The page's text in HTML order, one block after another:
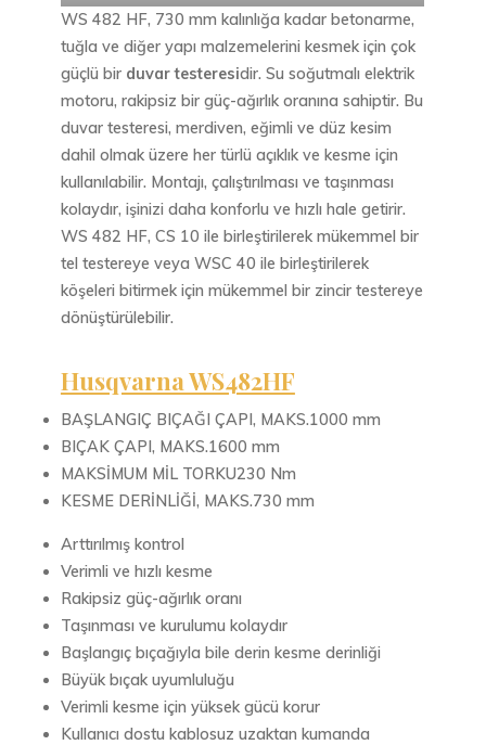
WS 482 HF, 730 mm kalınlığa kadar betonarme,
tuğla ve diğer yapı malzemelerini kesmek için çok
güçlü bir duvar testeresidir. Su soğutmalı elektrik
motoru, rakipsiz bir güç-ağırlık oranına sahiptir. Bu
duvar testeresi, merdiven, eğimli ve düz kesim
dahil olmak üzere her türlü açıklık ve kesme için
kullanılabilir. Montajı, çalıştırılması ve taşınması
kolaydır, işinizi daha konforlu ve hızlı hale getirir.
WS 482 HF, CS 10 ile birleştirilerek mükemmel bir
tel testereye veya WSC 40 ile birleştirilerek
köşeleri bitirmek için mükemmel bir zincir testereye
dönüştürülebilir.
Husqvarna WS482HF
BAŞLANGIÇ ​​BIÇAĞI ÇAPI, MAKS.1000 mm
BIÇAK ÇAPI, MAKS.1600 mm
MAKSİMUM MİL TORKU230 Nm
KESME DERİNLİĞİ, MAKS.730 mm
Arttırılmış kontrol
Verimli ve hızlı kesme
Rakipsiz güç-ağırlık oranı
Taşınması ve kurulumu kolaydır
Başlangıç ​​bıçağıyla bile derin kesme derinliği
Büyük bıçak uyumluluğu
Verimli kesme için yüksek gücü korur
Kullanıcı dostu kablosuz uzaktan kumanda